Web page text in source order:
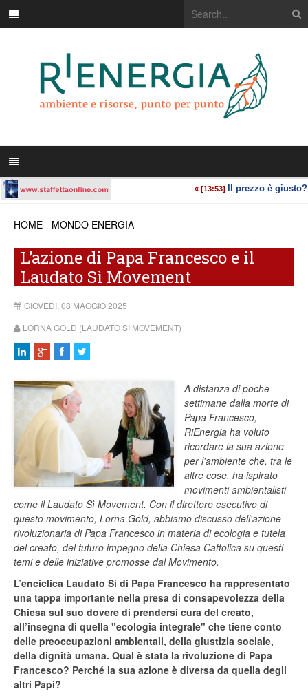
HOME - MONDO ENERGIA
L’azione di Papa Francesco e il
Laudato Sì Movement
GIOVEDÌ, 08 MAGGIO 2025
LORNA GOLD (LAUDATO SÌ MOVEMENT)
A distanza di poche
settimane dalla morte di
Papa Francesco,
RiEnergia ha voluto
ricordare la sua azione
per l'ambiente che, tra le
altre cose, ha ispirato
movimenti ambientalisti
come il Laudato Sì Movement. Con il direttore esecutivo di
questo movimento, Lorna Gold, abbiamo discusso dell'azione
rivoluzionaria di Papa Francesco in materia di ecologia e tutela
del creato, del futuro impegno della Chiesa Cattolica su questi
temi e delle iniziative promosse dal Movimento.
L’enciclica Laudato Sì di Papa Francesco ha rappresentato
una tappa importante nella presa di consapevolezza della
Chiesa sul suo dovere di prendersi cura del creato,
all’insegna di quella "ecologia integrale" che tiene conto
delle preoccupazioni ambientali, della giustizia sociale,
della dignità umana. Qual è stata la rivoluzione di Papa
Francesco? Perché la sua azione è diversa da quella degli
altri Papi?